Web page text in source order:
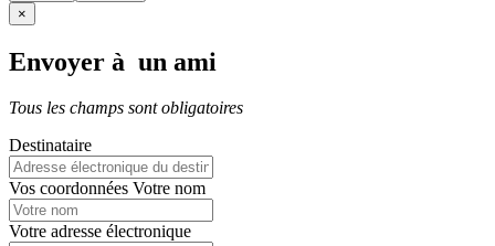
×
Envoyer à un ami
Tous les champs sont obligatoires
Destinataire
Vos coordonnées Votre nom
Votre adresse électronique